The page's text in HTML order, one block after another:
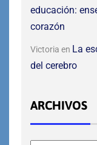
educación:
corazón
Victoria en La
del cerebro
ARCHIVOS